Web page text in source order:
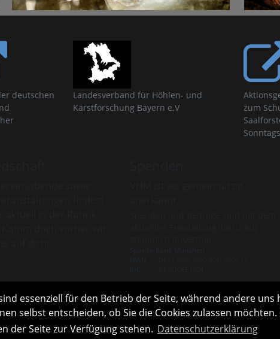
essenziell für den Betrieb der Seite, während andere uns
selbst entscheiden, ob Sie die Cookies zulassen
der Seite zur Verfügung stehen. Datenschutzerklärung
deutschen
Landesverband für Höhlen- und
Karstforschung Bayern e.V
zum
Mitgliedschaft Infos zu Spenden
Interner Bereich English version